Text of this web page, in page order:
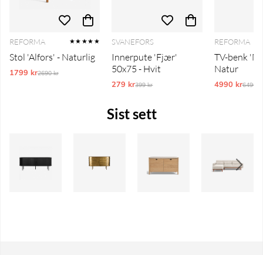
REFORMA ★★★★★
Stol 'Alfors' - Naturlig
1799 krOrdinarie pris:
2690 kr
SVANEFORS
Innerpute 'Fjær'
50x75 - Hvit
279 krOrdinarie pris:
399 kr
REFORMA
TV-benk
Natur
4990 kr6490 kr
Sist sett